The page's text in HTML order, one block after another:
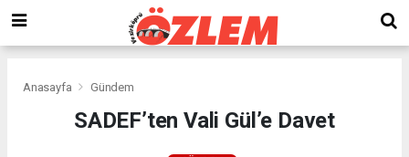
Anasayfa Gündem
SADEF’ten Vali Gül’e Davet